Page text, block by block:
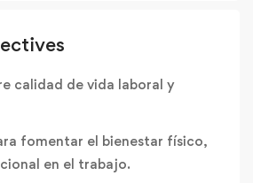
calidad de vida laboral y
fomentar el bienestar físico,
en el trabajo.